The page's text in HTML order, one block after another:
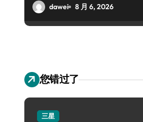
dawei 8 月 6, 2026
您错过了
三星